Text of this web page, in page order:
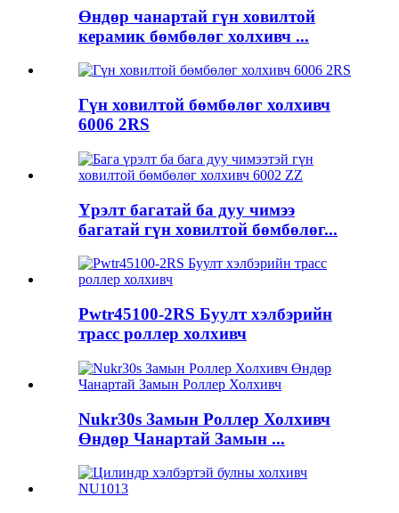
Өндөр чанартай гүн ховилтой
керамик бөмбөлөг холхивч ...
Гүн ховилтой бөмбөлөг холхивч
6006 2RS
Үрэлт багатай ба дуу чимээ
багатай гүн ховилтой бөмбөлөг...
Pwtr45100-2RS Буулт хэлбэрийн
трасс роллер холхивч
Nukr30s Замын Роллер Холхивч
Өндөр Чанартай Замын ...